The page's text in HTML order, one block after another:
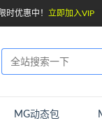
时优惠中！ 立即加入VIP
MG动态包